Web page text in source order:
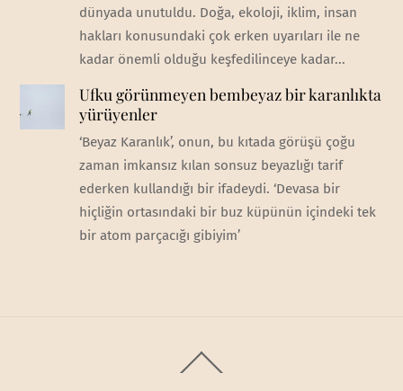
dünyada unutuldu. Doğa, ekoloji, iklim, insan
hakları konusundaki çok erken uyarıları ile ne
kadar önemli olduğu keşfedilinceye kadar...
Ufku görünmeyen bembeyaz bir karanlıkta
yürüyenler
‘Beyaz Karanlık’, onun, bu kıtada görüşü çoğu
zaman imkansız kılan sonsuz beyazlığı tarif
ederken kullandığı bir ifadeydi. ‘Devasa bir
hiçliğin ortasındaki bir buz küpünün içindeki tek
bir atom parçacığı gibiyim’
To